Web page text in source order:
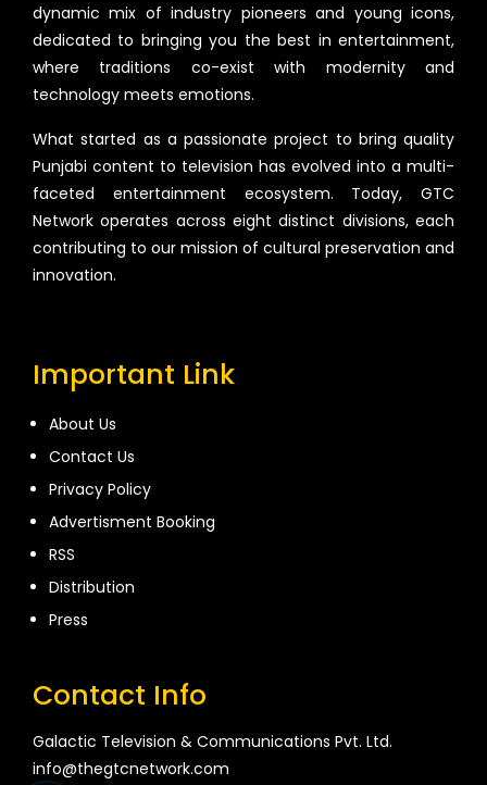
dynamic mix of industry pioneers and young icons,
dedicated to bringing you the best in entertainment,
where traditions co-exist with modernity and
technology meets emotions.
What started as a passionate project to bring quality
Punjabi content to television has evolved into a multi-
faceted entertainment ecosystem. Today, GTC
Network operates across eight distinct divisions, each
contributing to our mission of cultural preservation and
innovation.
Important Link
About Us
Contact Us
Privacy Policy
Advertisment Booking
RSS
Distribution
Press
Contact Info
Galactic Television & Communications Pvt. Ltd.
info@thegtcnetwork.com